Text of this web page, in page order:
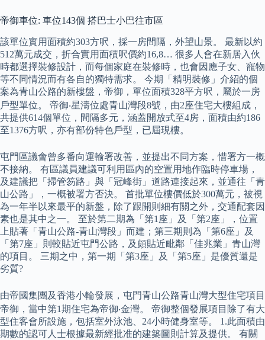
帝御車位: 車位143個 搭巴士小巴往市區
該單位實用面積約303方呎，採一房間隔，外望山景。 最新以約
512萬元成交，折合實用面積呎價約16,8… 很多人會在新居入伙
時都選擇裝修設計，而每個家庭在裝修時，也會因應子女、寵物
等不同情況而有各自的獨特需求。 今期「精明裝修」介紹的個
案為青山公路的新樓盤，帝御，單位面積328平方呎，屬於一房
戶型單位。 帝御‧星濤位處青山灣段8號，由2座住宅大樓組成，
共提供614個單位，間隔多元，涵蓋開放式至4房，面積由約186
至1376方呎，亦有部份特色戶型，已屆現樓。
屯門區議會曾多番向運輸署改善，並提出不同方案，惜署方一概
不接納。 有區議員建議可利用區內的空置用地作臨時停車場，
及建議把「掃管笏路」與「冠峰街」道路連接起來，並通往「青
山公路」，一概被署方否決。 首批單位樓價低於300萬元，被視
為一年半以來最平的新盤，除了跟開則細有關之外，交通配套因
素也是其中之一。 至於第二期為「第1座」及「第2座」，位置
上貼著「青山公路-青山灣段」而建；第三期則為「第6座」及
「第7座」則較貼近屯門公路，及頗貼近毗鄰「佳兆業」青山灣
的項目。 三期之中，第一期「第3座」及「第5座」是優質還是
劣質?
由帝國集團及香港小輪發展，屯門青山公路青山灣大型住宅項目
帝御，當中第1期住宅為帝御‧金灣。 帝御整個發展項目除了有大
型住客會所設施，包括室外泳池、24小時健身室等。 1.此面積由
期數的認可人士根據最新經批准的建築圖則計算及提供。 有關